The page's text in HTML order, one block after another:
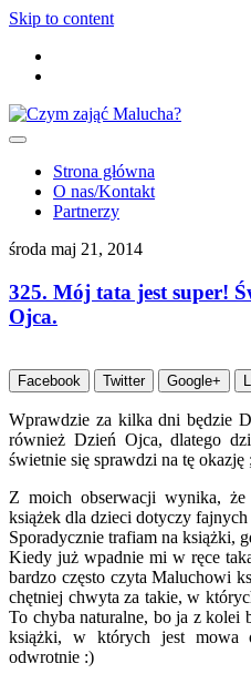
Skip to content
Strona główna
O nas/Kontakt
Partnerzy
środa maj 21, 2014
325. Mój tata jest super!
Ojca.
Facebook Twitter Google+
Wprawdzie za kilka dni będzie
również Dzień Ojca, dlatego
świetnie się sprawdzi na tę okazję
Z moich obserwacji wynika, że
książek dla dzieci dotyczy
Sporadycznie trafiam na książki,
Kiedy już wpadnie mi w ręce
bardzo często czyta Maluchowi
chętniej chwyta za takie, w
To chyba naturalne, bo ja z kolei
książki, w których jest mowa
odwrotnie :)